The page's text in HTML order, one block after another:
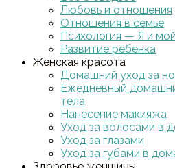
Любовь и отношения
Отношения в семье
Психология — Я и
Развитие ребенка
Женская красота
Домашний уход за
Ежедневный
тела
Нанесение макияжа
Уход за волосами в
Уход за глазами
Уход за губами в